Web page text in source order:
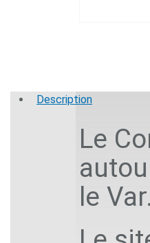
Description
Le
le Var.